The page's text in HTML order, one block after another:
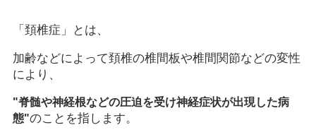
「頚椎症」とは、
加齢などによって頚椎の椎間板や椎間関節などの変性
により、
"脊髄や神経根などの圧迫を受け神経症状が出現した病
態"のことを指します。